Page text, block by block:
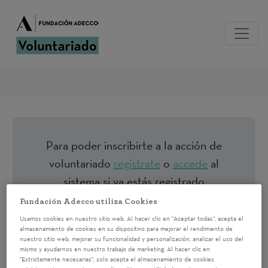
Para poder inscribirte a la acción de
voluntariado regístrate o accede al
sistema si ya estás registrado
TALLER
“Mentorización en
Fundación Adecco utiliza Cookies
Usamos cookies en nuestro sitio web. Al hacer clic en "Aceptar todas", acepta el
almacenamiento de cookies en su dispositivo para mejorar el rendimiento de
nuestro sitio web, mejorar su funcionalidad y personalización, analizar el uso del
mismo y ayudarnos en nuestro trabajo de marketing. Al hacer clic en
"Estrictamente necesarias", solo acepta el almacenamiento de cookies